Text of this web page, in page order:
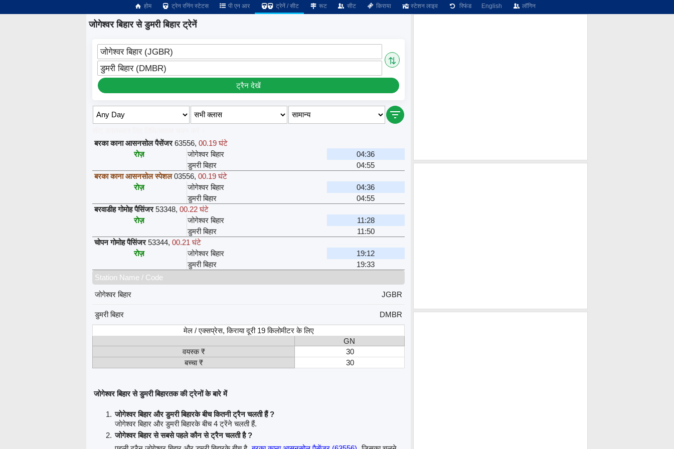
होम ट्रेन रनिंग स्टेटस पी एन आर ट्रेनें / सीट रूट सीट किराया स्टेशन लाइव रिफंड English लॉगिन
जोगेश्वर बिहार से डुमरी बिहार ट्रेनें
जोगेश्वर बिहार (JGBR)
⇅
डुमरी बिहार (DMBR)
ट्रैन देखें
बरका काना आसनसोल पैसेंजर 63556, 00.19 घंटे
रोज़
जोगेश्वर बिहार
04:36
डुमरी बिहार
04:55
बरका काना आसनसोल स्पेशल 03556, 00.19 घंटे
रोज़
जोगेश्वर बिहार
04:36
डुमरी बिहार
04:55
बरवाडीह गोमोह पैसिंजर 53348, 00.22 घंटे
रोज़
जोगेश्वर बिहार
11:28
डुमरी बिहार
11:50
चोपन गोमोह पैसिंजर 53344, 00.21 घंटे
रोज़
जोगेश्वर बिहार
19:12
डुमरी बिहार
19:33
Station Name / Code
जोगेश्वर बिहार
JGBR
डुमरी बिहार
DMBR
मेल / एक्सप्रेस, किराया दूरी 19 किलोमीटर के लिए
GN
वयस्क ₹
30
बच्चा ₹
30
जोगेश्वर बिहार से डुमरी बिहारतक की ट्रेनों के बारे में
जोगेश्वर बिहार और डुमरी बिहारके बीच कितनी ट्रैन चलती हैं ?
जोगेश्वर बिहार और डुमरी बिहारके बीच 4 ट्रेंने चलती हैं.
जोगेश्वर बिहार से सबसे पहले कौन से ट्रैन चलती है ?